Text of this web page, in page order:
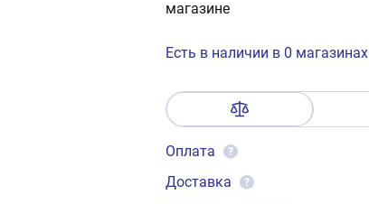
магазине
Есть в наличии в 0 магазинах
Оплата ?
Доставка ?